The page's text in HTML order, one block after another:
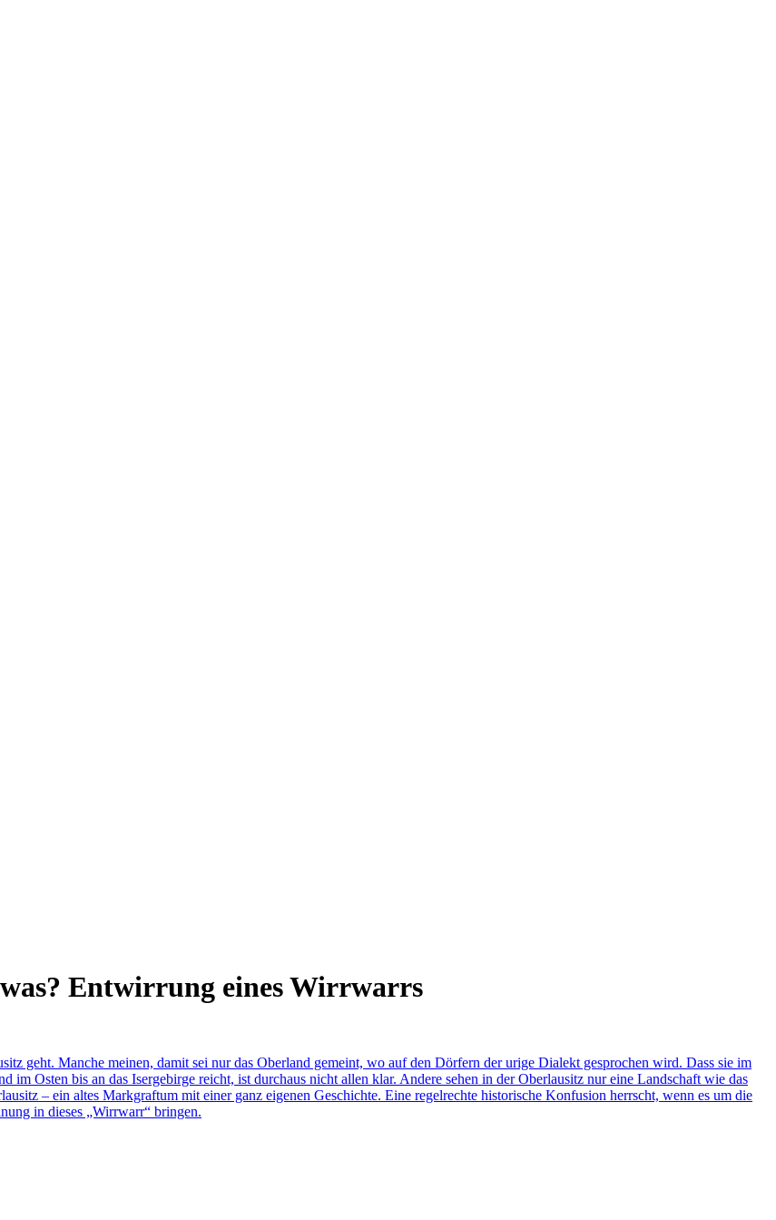
Entwirrung eines Wirrwarrs
geht. Manche meinen, damit sei nur das Oberland gemeint, wo auf den Dörfern der urige Dialekt gesprochen wird. Dass sie im
Osten bis an das Isergebirge reicht, ist durchaus nicht allen klar. Andere sehen in der Oberlausitz nur eine Landschaft wie das
– ein altes Markgraftum mit einer ganz eigenen Geschichte. Eine regelrechte historische Konfusion herrscht, wenn es um die
in dieses „Wirrwarr“ bringen.